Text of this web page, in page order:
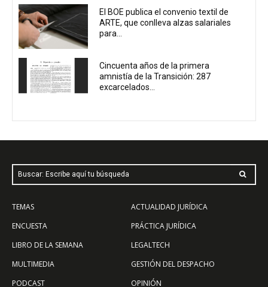
El BOE publica el convenio textil de
ARTE, que conlleva alzas salariales
para...
Cincuenta años de la primera
amnistía de la Transición: 287
excarcelados...
Buscar: Escribe aquí tu búsqueda
TEMAS
ENCUESTA
LIBRO DE LA SEMANA
MULTIMEDIA
PODCAST
ACTUALIDAD JURÍDICA
PRÁCTICA JURÍDICA
LEGALTECH
GESTIÓN DEL DESPACHO
OPINIÓN